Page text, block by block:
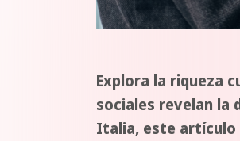
Explora la riqueza
sociales revelan la
Italia, este artículo